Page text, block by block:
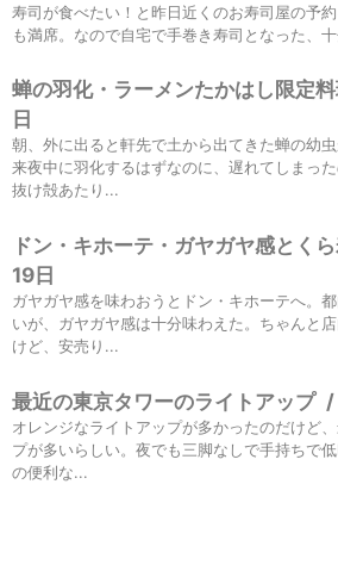
寿司が食べたい！と昨日近くのお寿司屋の予
も満席。なので自宅で手巻き寿司となった、十
蝉の羽化・ラーメンたかはし限定
日
朝、外に出ると軒先で土から出てきた蝉の幼
来夜中に羽化するはずなのに、遅れてしまっ
抜け殻あたり...
ドン・キホーテ・ガヤガヤ感とく
19日
ガヤガヤ感を味わおうとドン・キホーテへ。
いが、ガヤガヤ感は十分味わえた。ちゃんと
けど、安売り...
最近の東京タワーのライトアップ /
オレンジなライトアップが多かったのだけど
プが多いらしい。夜でも三脚なしで手持ちで
の便利な...